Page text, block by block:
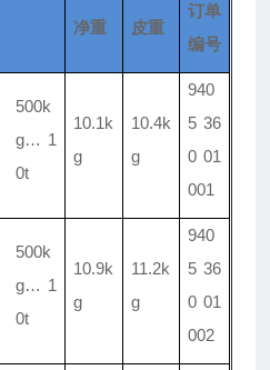
净重 皮重
订单
编号
500k
g… 1
0t
10.1k
g
10.4k
g
940
5 36
0 01
001
500k
g… 1
0t
10.9k
g
11.2k
g
940
5 36
0 01
002